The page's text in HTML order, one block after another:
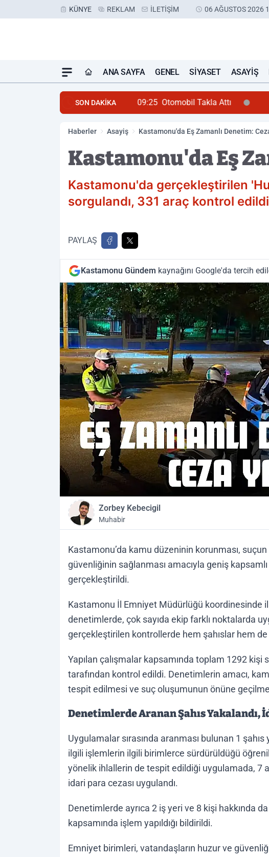
KÜNYE REKLAM İLETIŞIM 06 AĞUSTOS 2026
ANA SAYFA GENEL SIYASET ASAYIŞ
SON DAKİKA 09:25 Otomobil Takla Attı
Haberler Asayiş Kastamonu'da Eş Zamanlı Denetim:
Kastamonu'da Eş
Kastamonu'da gerçekleştirilen
sorgulandı, 331 araç kontrol
PAYLAŞ
Kastamonu Gündem kaynağını Google'da tercih
Zorbey Kebecigil
Muhabir
Kastamonu’da kamu düzeninin korunması,
güvenliğinin sağlanması amacıyla geniş
gerçekleştirildi.
Kastamonu İl Emniyet Müdürlüğü koordinesinde
denetimlerde, çok sayıda ekip farklı noktalarda
gerçekleştirilen kontrollerde hem şahıslar hem
Yapılan çalışmalar kapsamında toplam 1292 kişi
tarafından kontrol edildi. Denetimlerin amacı,
tespit edilmesi ve suç oluşumunun önüne
Denetimlerde Aranan Şahıs Yakalandı,
Uygulamalar sırasında aranması bulunan 1 şahıs
ilgili işlemlerin ilgili birimlerce sürdürüldüğü
yönelik ihlallerin de tespit edildiği uygulamada, 7
idari para cezası uygulandı.
Denetimlerde ayrıca 2 iş yeri ve 8 kişi hakkında
kapsamında işlem yapıldığı bildirildi.
Emniyet birimleri, vatandaşların huzur ve